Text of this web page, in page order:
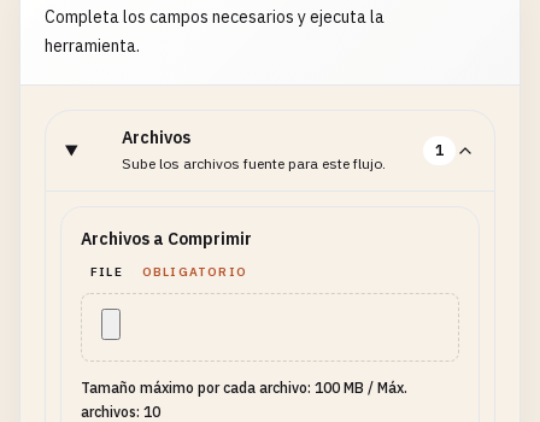
Completa los campos necesarios y ejecuta la
herramienta.
Archivos
Sube los archivos fuente para este flujo.
1
Archivos a Comprimir
FILE OBLIGATORIO
Tamaño máximo por cada archivo: 100 MB / Máx.
archivos: 10